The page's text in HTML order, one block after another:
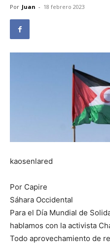
Por Juan - 18 febrero 2023
kaosenlared
Por Capire
Sáhara Occidental
Para el Día Mundial de
hablamos con la activista
Todo aprovechamiento de